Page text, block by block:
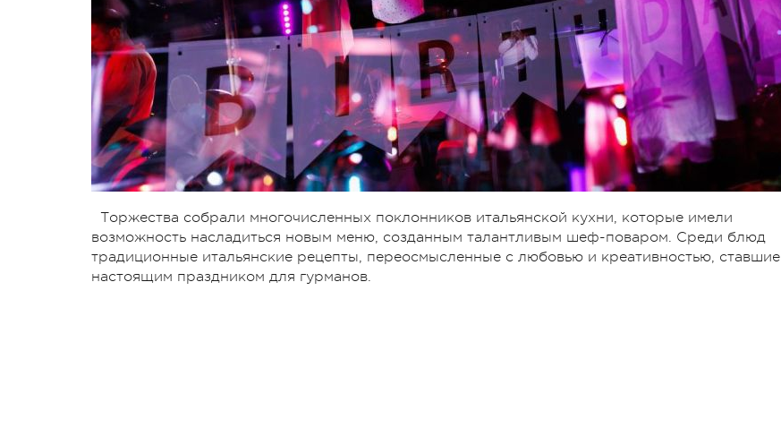
Торжества собрали многочисленных поклонников итальянской кухни, которые имели
возможность насладиться новым меню, созданным талантливым шеф-поваром. Среди блюд
традиционные итальянские рецепты, переосмысленные с любовью и креативностью, ставшие
настоящим праздником для гурманов.